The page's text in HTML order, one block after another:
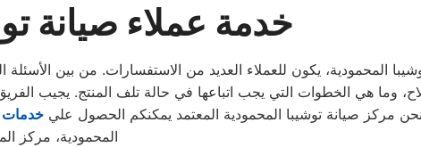
خدمة عملاء صيانة
المحمودية، يكون للعملاء العديد من الاستفسارات. من بين
مركز صيانة توشيبا المحمودية المعتمد يمكنكم الحصول عليخدمات
المحمودية، مركز